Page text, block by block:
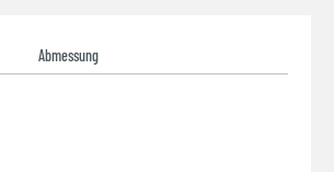
Abmessung